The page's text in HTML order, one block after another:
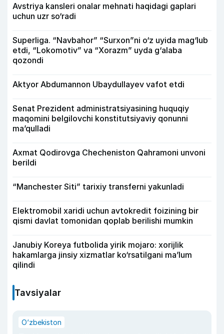
Avstriya kansleri onalar mehnati haqidagi gaplari
uchun uzr so‘radi
Superliga. “Navbahor” “Surxon”ni o‘z uyida mag‘lub
etdi, “Lokomotiv” va “Xorazm” uyda g‘alaba
qozondi
Aktyor Abdu­mannon Ubaydullayev vafot etdi
Senat Prezident administratsiyasining huquqiy
maqomini belgilovchi konstitutsiyaviy qonunni
ma’qulladi
Axmat Qodirovga Checheniston Qahramoni unvoni
berildi
“Manchester Siti” tarixiy transferni yakunladi
Elektromobil xaridi uchun avtokredit foizining bir
qismi davlat tomonidan qoplab berilishi mumkin
Janubiy Koreya futbolida yirik mojaro: xorijlik
hakamlarga jinsiy xizmatlar ko‘rsatilgani ma’lum
qilindi
Tavsiyalar
O‘zbekiston